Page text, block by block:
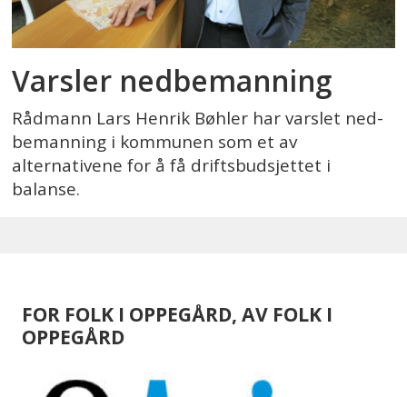
Varsler nedbemanning
Rådmann Lars Henrik Bøhler har varslet ned­
be­manning i kom­munen som et av
alternativene for å få driftsbudsjettet i
balanse.
FOR FOLK I OPPEGÅRD, AV FOLK I
OPPEGÅRD